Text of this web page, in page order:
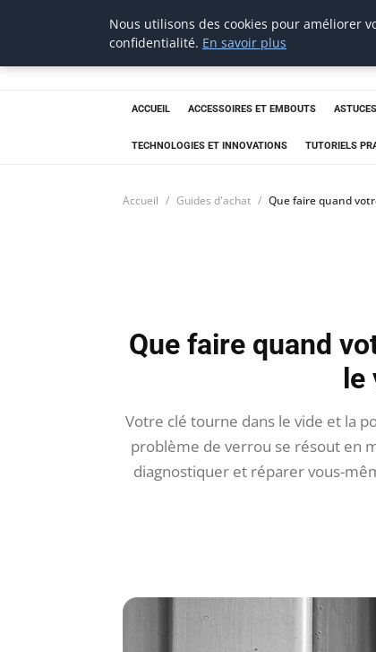
tournevis
malin
ACCUEIL ACCESSOIRES ET EMBOUTS
TECHNOLOGIES ET INNOVATIONS TUTORIELS
Accueil Guides d'achat Que faire quand
Que faire quand
le
Votre clé tourne dans le vide et la
problème de verrou se résout en
diagnostiquer et réparer vous-
Nous utilisons des cookies pour améliorer
confidentialité. En savoir plus